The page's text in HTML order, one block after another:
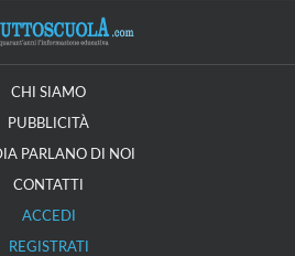
CHI SIAMO
PUBBLICITÀ
PARLANO DI NOI
CONTATTI
ACCEDI
REGISTRATI